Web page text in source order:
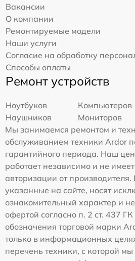
Вакансии
О компании
Ремонтируемые модели
Наши услуги
Согласие на обработку
Способы оплаты
Ремонт устройств
Ноутбуков
Компьютеров
Наушников
Мониторов
Мы занимаемся ремонтом и
обслуживанием техники Ardor
гарантийного периода. Наш
работает независимо и не
авторизации от
указанные на сайте, носят
ознакомительный характер и
офертой согласно п. 2 ст. 437
обозначения торговой марки
только в информационных
перечень техники, с которой